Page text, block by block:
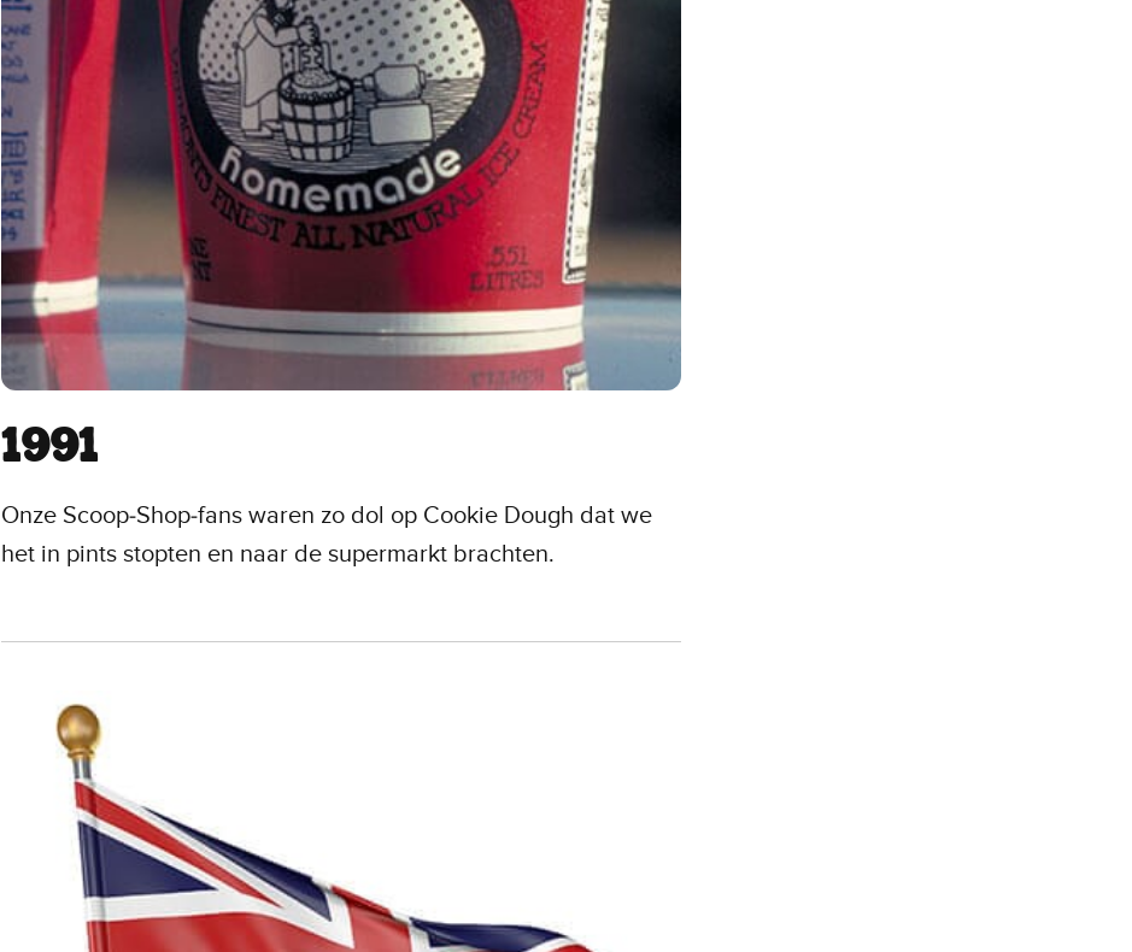
1991
Onze Scoop‑Shop‑fans waren zo dol op Cookie Dough dat we
het in pints stopten en naar de supermarkt brachten.